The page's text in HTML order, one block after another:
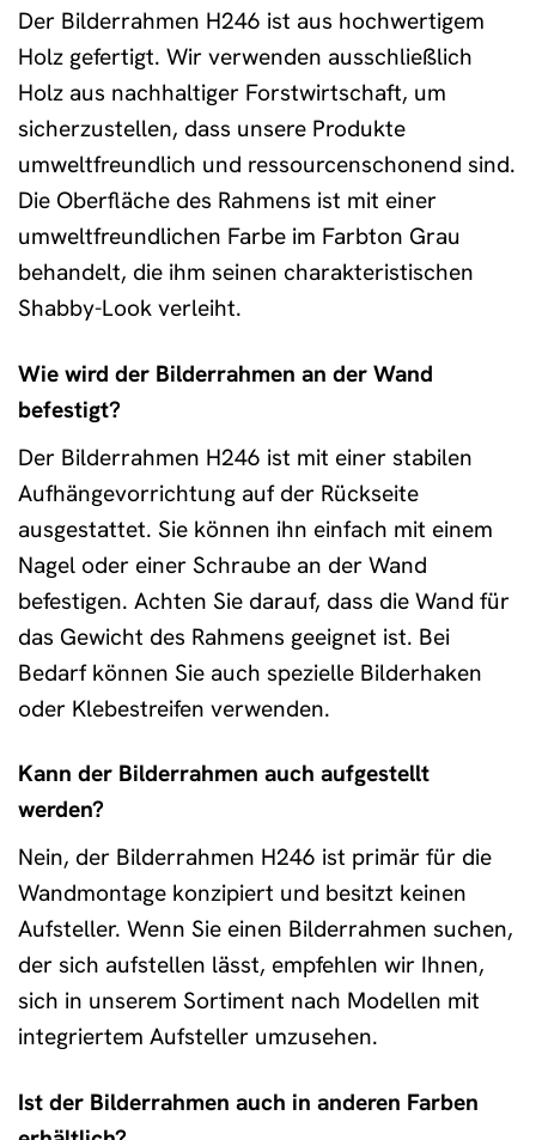
Der Bilderrahmen H246 ist aus hochwertigem
Holz gefertigt. Wir verwenden ausschließlich
Holz aus nachhaltiger Forstwirtschaft, um
sicherzustellen, dass unsere Produkte
umweltfreundlich und ressourcenschonend sind.
Die Oberfläche des Rahmens ist mit einer
umweltfreundlichen Farbe im Farbton Grau
behandelt, die ihm seinen charakteristischen
Shabby-Look verleiht.
Wie wird der Bilderrahmen an der Wand
befestigt?
Der Bilderrahmen H246 ist mit einer stabilen
Aufhängevorrichtung auf der Rückseite
ausgestattet. Sie können ihn einfach mit einem
Nagel oder einer Schraube an der Wand
befestigen. Achten Sie darauf, dass die Wand für
das Gewicht des Rahmens geeignet ist. Bei
Bedarf können Sie auch spezielle Bilderhaken
oder Klebestreifen verwenden.
Kann der Bilderrahmen auch aufgestellt
werden?
Nein, der Bilderrahmen H246 ist primär für die
Wandmontage konzipiert und besitzt keinen
Aufsteller. Wenn Sie einen Bilderrahmen suchen,
der sich aufstellen lässt, empfehlen wir Ihnen,
sich in unserem Sortiment nach Modellen mit
integriertem Aufsteller umzusehen.
Ist der Bilderrahmen auch in anderen Farben